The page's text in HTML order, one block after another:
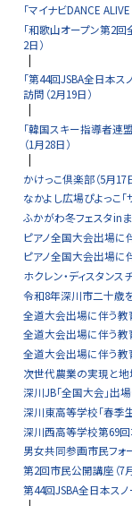
「マイナビDANCE
「和歌山オープン第2
2日）
「第44回JSBA全日本
訪問（2月19日）
「韓国スキー指導者連
（1月28日）
かけっこ倶楽部（5月17
なかよし広場ぴよっこ「
ふかがわ冬フェスタinま
ピアノ全国大会出場に
ピアノ全国大会出場に
ホクレン・ディスタンス
令和8年深川市二十歳を
全道大会出場に伴う教
全道大会出場に伴う教
全道大会出場に伴う教
次世代農業の実現と地
深川JB「全国大会」出
深川東高等学校「春季
深川西高等学校第69回
男女共同参画市民フォ
第2回市民公開講座（7
第44回JSBA全日本ス